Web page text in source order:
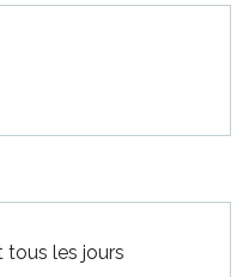
tous les jours